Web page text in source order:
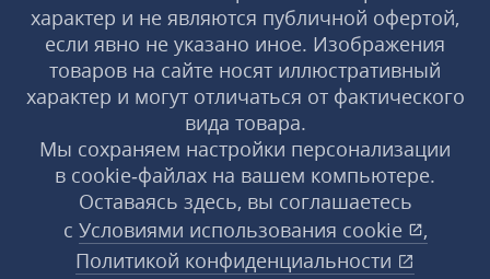
характер и не являются публичной офертой,
если явно не указано иное. Изображения
товаров на сайте носят иллюстративный
характер и могут отличаться от фактического
вида товара.
Мы сохраняем настройки персонализации
в cookie‑файлах на вашем компьютере.
Оставаясь здесь, вы соглашаетесь
с Условиями использования cookie
,
Политикой конфиденциальности